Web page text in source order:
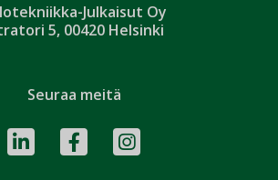
Julkaisut Oy
5, 00420 Helsinki
Seuraa meitä